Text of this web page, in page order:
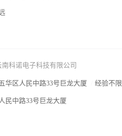
南科诺电子科技有限公司
华区人民中路33号巨龙大厦 经验不限
民中路33号巨龙大厦